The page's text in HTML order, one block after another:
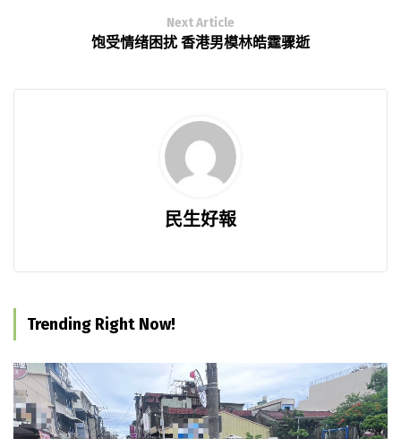
Next Article
饱受情绪困扰 香港男模林皓霆骤逝
民生好報
Trending Right Now!